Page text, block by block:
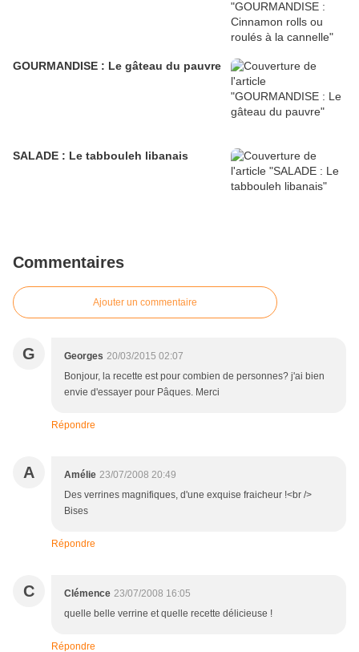
GOURMANDISE : Le gâteau du pauvre
SALADE : Le tabbouleh libanais
Commentaires
Ajouter un commentaire
G Georges 20/03/2015 02:07
Bonjour, la recette est pour combien de personnes? j'ai bien
envie d'essayer pour Pâques. Merci
Répondre
A Amélie 23/07/2008 20:49
Des verrines magnifiques, d'une exquise fraicheur !<br />
Bises
Répondre
C Clémence 23/07/2008 16:05
quelle belle verrine et quelle recette délicieuse !
Répondre